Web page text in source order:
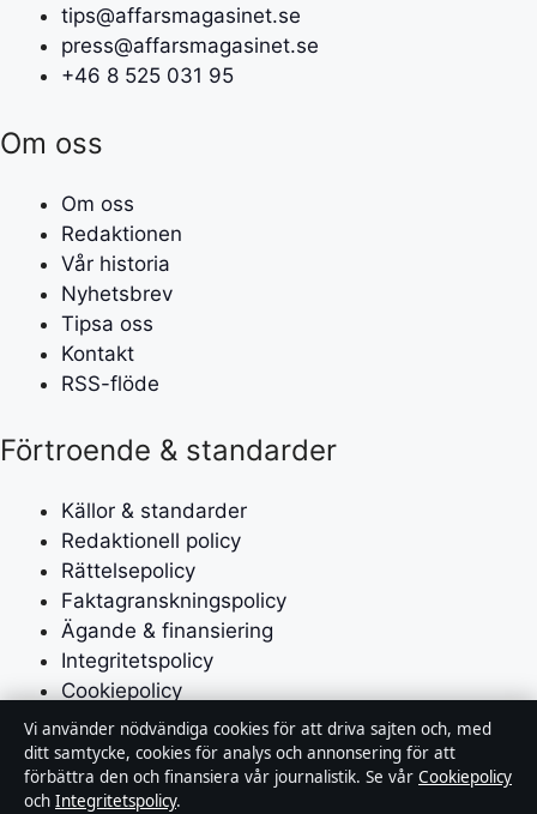
tips@affarsmagasinet.se
press@affarsmagasinet.se
+46 8 525 031 95
Om oss
Om oss
Redaktionen
Vår historia
Nyhetsbrev
Tipsa oss
Kontakt
RSS-flöde
Förtroende & standarder
Källor & standarder
Redaktionell policy
Rättelsepolicy
Faktagranskningspolicy
Ägande & finansiering
Integritetspolicy
Cookiepolicy
Om Affärsmagasinet i korthet
Vi använder nödvändiga cookies för att driva sajten och, med
ditt samtycke, cookies för analys och annonsering för att
förbättra den och finansiera vår journalistik. Se vår Cookiepolicy
och Integritetspolicy.